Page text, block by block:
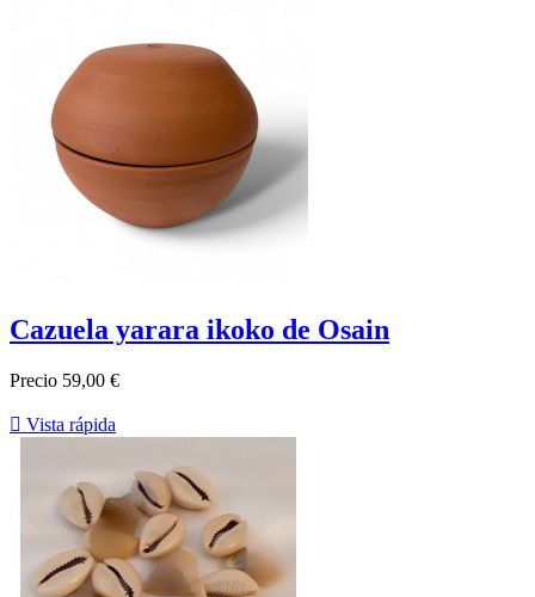
Cazuela yarara ikoko de Osain
Precio 59,00 €
 Vista rápida